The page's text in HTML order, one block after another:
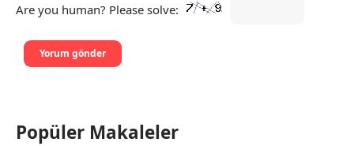
Are you human? Please solve:
Popüler Makaleler